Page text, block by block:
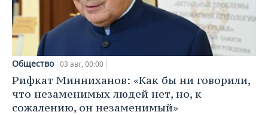
Общество 03 авг, 00:00
Рифкат Минниханов: «Как бы ни говорили,
что незаменимых людей нет, но, к
сожалению, он незаменимый»